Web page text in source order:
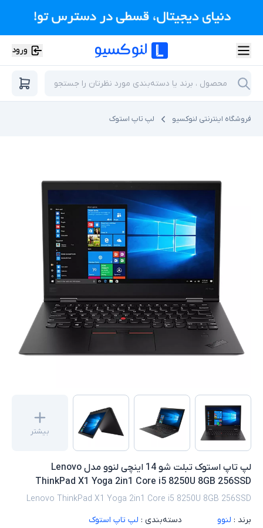
ورود
فروشگاه اینترنتی لنوکسیو لپ تاپ استوک
بیشتر
لپ تاپ استوک تبلت شو 14 اینچی لنوو مدل Lenovo
ThinkPad X1 Yoga 2in1 Core i5 8250U 8GB 256SSD
Lenovo ThinkPad X1 Yoga 2in1 Core i5 8250U 8GB 256SSD
برند : لنوو دسته‌بندی : لپ تاپ استوک